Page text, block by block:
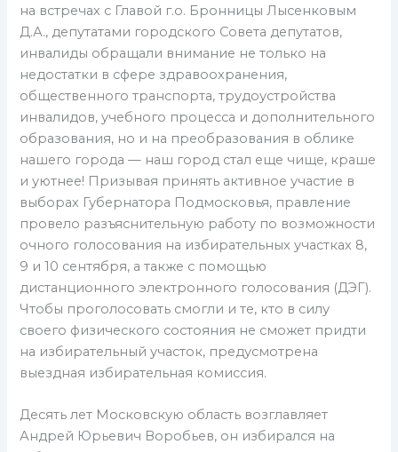
на встречах с Главой г.о. Бронницы Лысенковым
Д.А., депутатами городского Совета депутатов,
инвалиды обращали внимание не только на
недостатки в сфере здравоохранения,
общественного транспорта, трудоустройства
инвалидов, учебного процесса и дополнительного
образования, но и на преобразования в облике
нашего города — наш город стал еще чище, краше
и уютнее! Призывая принять активное участие в
выборах Губернатора Подмосковья, правление
провело разъяснительную работу по возможности
очного голосования на избирательных участках 8,
9 и 10 сентября, а также с помощью
дистанционного электронного голосования (ДЭГ).
Чтобы проголосовать смогли и те, кто в силу
своего физического состояния не сможет придти
на избирательный участок, предусмотрена
выездная избирательная комиссия.
Десять лет Московскую область возглавляет
Андрей Юрьевич Воробьев, он избирался на